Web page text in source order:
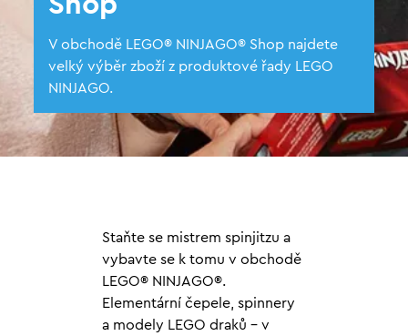
V obchodě LEGO® NINJAGO® Shop najdete
velký výběr zboží z produktové řady LEGO
NINJAGO.
Staňte se mistrem spinjitzu a
vybavte se k tomu v obchodě
LEGO® NINJAGO®.
Elementární čepele, spinnery
a modely LEGO draků – v